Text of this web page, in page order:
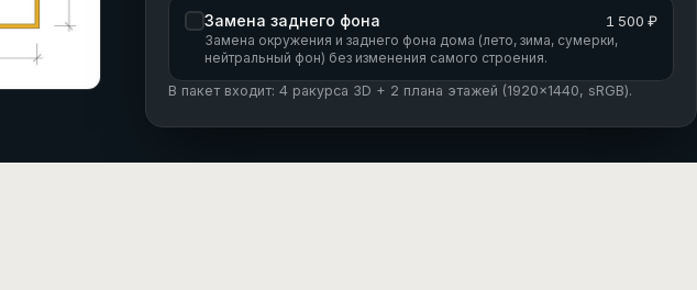
Замена заднего фона 1 500 ₽
Замена окружения и заднего фона дома (лето, зима, сумерки,
нейтральный фон) без изменения самого строения.
В пакет входит: 4 ракурса 3D + 2 плана этажей (1920×1440, sRGB).